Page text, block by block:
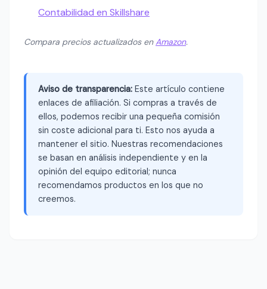
Contabilidad en Skillshare
Compara precios actualizados enAmazon.
Aviso de transparencia: Este artículo contiene
enlaces de afiliación. Si compras a través de
ellos, podemos recibir una pequeña comisión
sin coste adicional para ti. Esto nos ayuda a
mantener el sitio. Nuestras recomendaciones
se basan en análisis independiente y en la
opinión del equipo editorial; nunca
recomendamos productos en los que no
creemos.